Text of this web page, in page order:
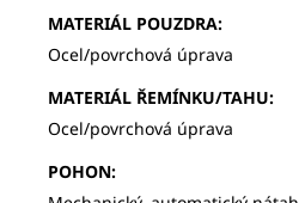
MATERIÁL POUZDRA:
Ocel/povrchová úprava
MATERIÁL ŘEMÍNKU/TAHU:
Ocel/povrchová úprava
POHON: